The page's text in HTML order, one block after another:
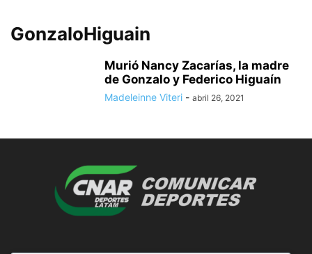
GonzaloHiguain
Murió Nancy Zacarías, la madre
de Gonzalo y Federico Higuaín
Madeleinne Viteri - abril 26, 2021